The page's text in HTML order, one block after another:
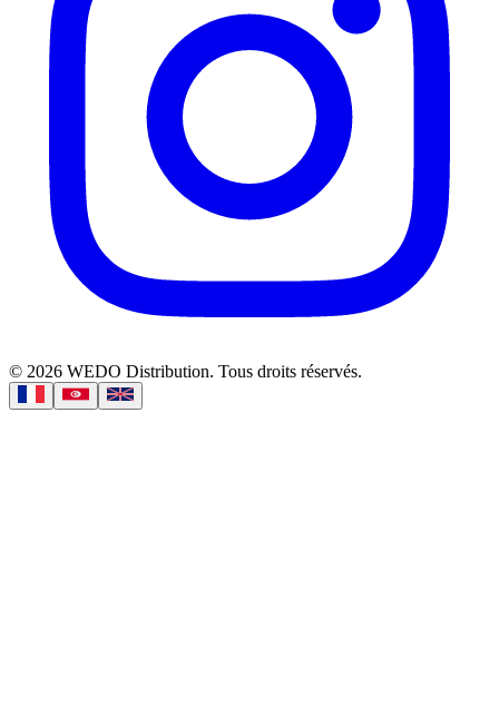
© 2026 WEDO Distribution. Tous droits réservés.